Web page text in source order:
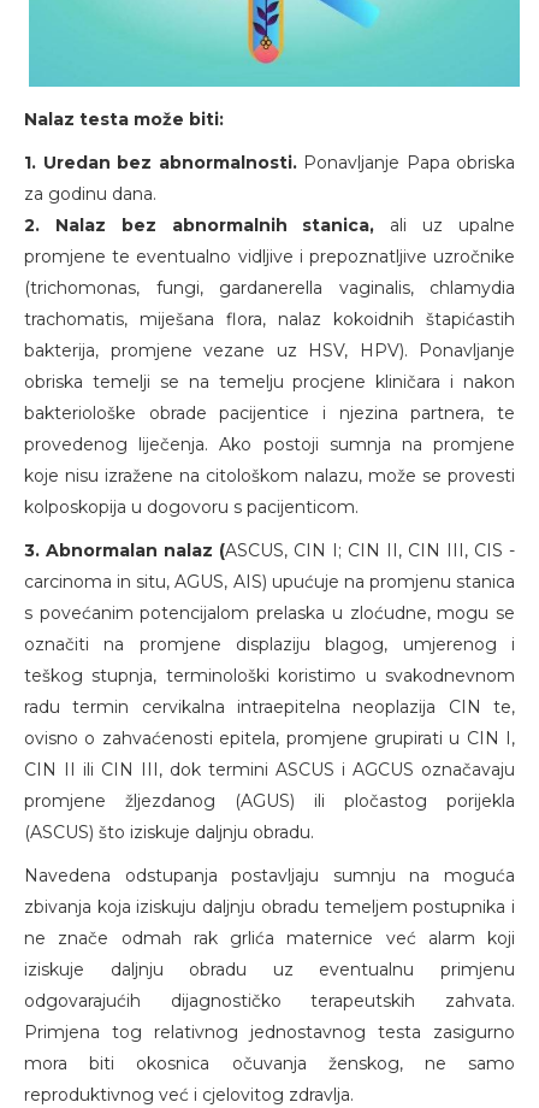
Nalaz testa može biti:
1. Uredan bez abnormalnosti.Ponavljanje Papa obriska
za godinu dana.
2. Nalaz bez abnormalnih stanica, ali uz upalne
promjene te eventualno vidljive i prepoznatljive uzročnike
(trichomonas, fungi, gardanerella vaginalis, chlamydia
trachomatis, miješana flora, nalaz kokoidnih štapićastih
bakterija, promjene vezane uz HSV, HPV). Ponavljanje
obriska temelji se na temelju procjene kliničara i nakon
bakteriološke obrade pacijentice i njezina partnera, te
provedenog liječenja. Ako postoji sumnja na promjene
koje nisu izražene na citološkom nalazu, može se provesti
kolposkopija u dogovoru s pacijenticom.
3. Abnormalan nalaz (ASCUS, CIN I; CIN II, CIN III, CIS -
carcinoma in situ, AGUS, AIS) upućuje na promjenu stanica
s povećanim potencijalom prelaska u zloćudne, mogu se
označiti na promjene displaziju blagog, umjerenog i
teškog stupnja, terminološki koristimo u svakodnevnom
radu termin cervikalna intraepitelna neoplazija CIN te,
ovisno o zahvaćenosti epitela, promjene grupirati u CIN I,
CIN II ili CIN III, dok termini ASCUS i AGCUS označavaju
promjene žljezdanog (AGUS) ili pločastog porijekla
(ASCUS) što iziskuje daljnju obradu.
Navedena odstupanja postavljaju sumnju na moguća
zbivanja koja iziskuju daljnju obradu temeljem postupnika i
ne znače odmah rak grlića maternice već alarm koji
iziskuje daljnju obradu uz eventualnu primjenu
odgovarajućih dijagnostičko terapeutskih zahvata.
Primjena tog relativnog jednostavnog testa zasigurno
mora biti okosnica očuvanja ženskog, ne samo
reproduktivnog već i cjelovitog zdravlja.